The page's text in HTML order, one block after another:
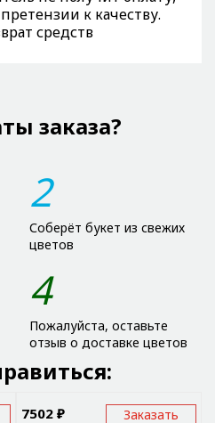
к качеству.
средств
заказа?
2
Соберёт букет из свежих
цветов
4
Пожалуйста, оставьте
отзыв о доставке цветов
Заказать
7502 ₽